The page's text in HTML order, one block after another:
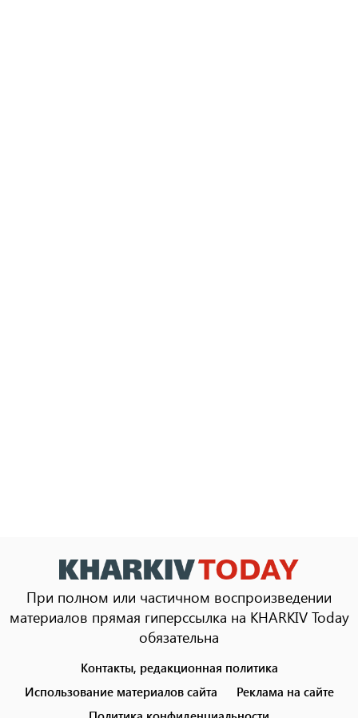
При полном или частичном воспроизведении
материалов прямая гиперссылка на KHARKIV Today
обязательна
menu
Контакты, редакционная политика
Использование материалов сайта
Реклама на сайте